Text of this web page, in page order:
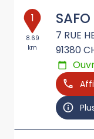
1
8.69
km
7 RUE
91380